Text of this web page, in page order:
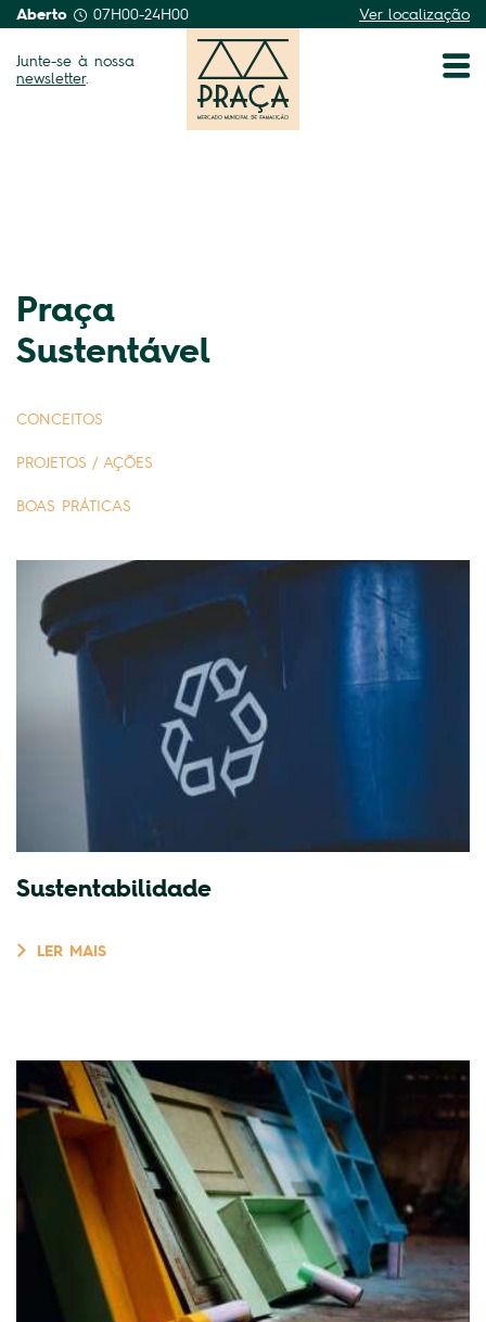
Aberto 07H00-24H00 Ver localização
Junte-se à nossa
newsletter.
Praça
Sustentável
CONCEITOS
PROJETOS / AÇÕES
BOAS PRÁTICAS
Sustentabilidade
LER MAIS